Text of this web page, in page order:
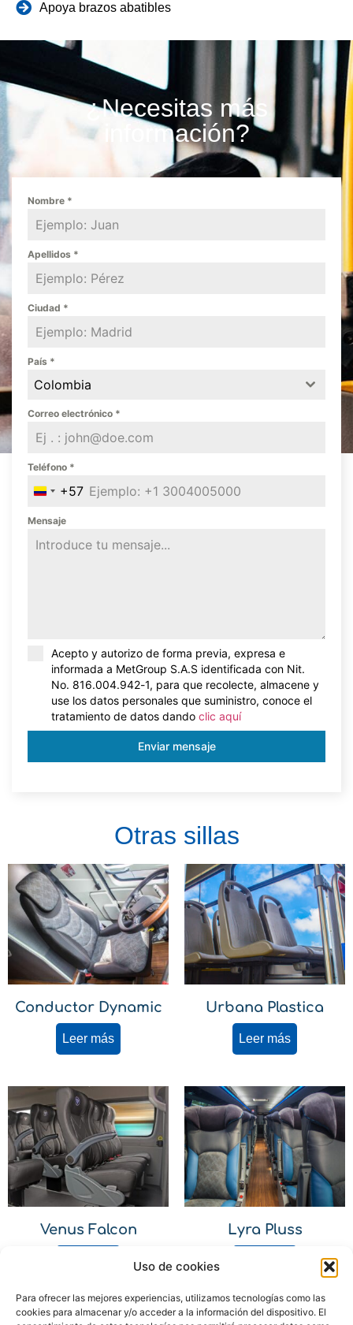
Uso de cookies
Para ofrecer las mejores experiencias, utilizamos tecnologías como las
cookies para almacenar y/o acceder a la información del dispositivo. El
Apoya brazos abatibles
¿Necesitas más
información?
Nombre *
Apellidos *
Ciudad *
País *
Colombia
Correo electrónico *
Teléfono *
Colombia +57
+57
Mensaje
Acepto y autorizo de forma previa, expresa e
informada a MetGroup S.A.S identificada con Nit.
No. 816.004.942-1, para que recolecte, almacene y
use los datos personales que suministro, conoce el
tratamiento de datos dando clic aquí
Enviar mensaje
Otras sillas
Conductor Dynamic
Leer más
Urbana Plastica
Leer más
Venus Falcon Lyra Pluss